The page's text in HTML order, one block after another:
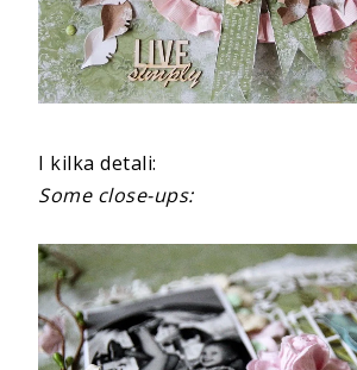
I kilka detali:
Some close-ups: